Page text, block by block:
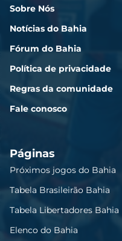
Sobre Nós
Notícias do Bahia
Fórum do Bahia
Política de privacidade
Regras da comunidade
Fale conosco
Páginas
Próximos jogos do Bahia
Tabela Brasileirão Bahia
Tabela Libertadores Bahia
Elenco do Bahia